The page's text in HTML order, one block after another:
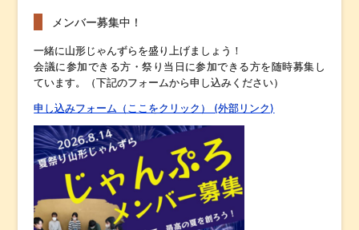
メンバー募集中！
一緒に山形じゃんずらを盛り上げましょう！
会議に参加できる方・祭り当日に参加できる方を随時募集し
ています。（下記のフォームから申し込みください）
申し込みフォーム（ここをクリック） (外部リンク)